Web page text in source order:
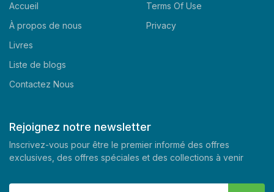
Accueil
À propos de nous
Livres
Liste de blogs
Contactez Nous
Terms Of Use
Privacy
Rejoignez notre newsletter
Inscrivez-vous pour être le premier informé des offres
exclusives, des offres spéciales et des collections à venir